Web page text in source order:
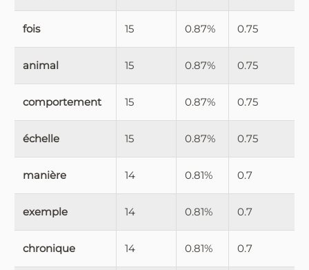
fois 15 0.87% 0.75
animal 15 0.87% 0.75
comportement 15 0.87% 0.75
échelle 15 0.87% 0.75
manière 14 0.81% 0.7
exemple 14 0.81% 0.7
chronique 14 0.81% 0.7